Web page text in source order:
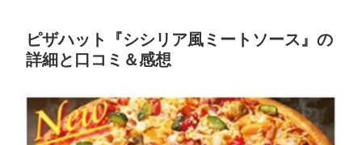
ピザハット『シシリア風ミートソース』の
詳細と口コミ＆感想